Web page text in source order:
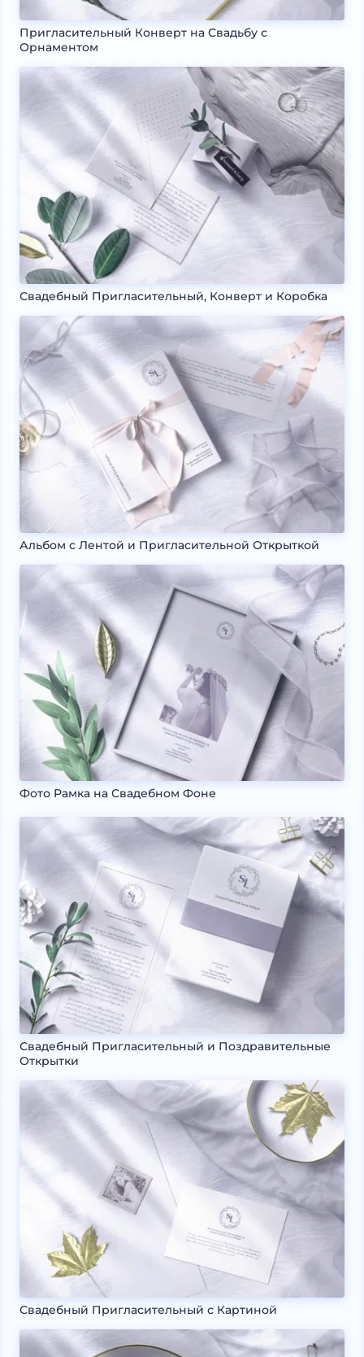
Пригласительный Конверт на Свадьбу с
Орнаментом
Свадебный Пригласительный, Конверт и Коробка
Альбом с Лентой и Пригласительной Открыткой
Фото Рамка на Свадебном Фоне
Свадебный Пригласительный и Поздравительные
Открытки
Свадебный Пригласительный с Картиной